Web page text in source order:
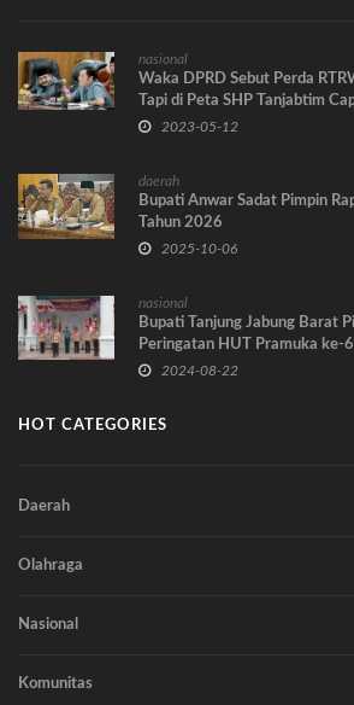
nasional
Waka DPRD Sebut Perda
Tapi di Peta SHP Tanjabtim
2023-05-12
daerah
Bupati Anwar Sadat Pimpin
Tahun 2026
2025-10-06
nasional
Bupati Tanjung Jabung Barat
Peringatan HUT Pramuka ke-
2024-08-22
HOT CATEGORIES
Daerah
Olahraga
Nasional
Komunitas